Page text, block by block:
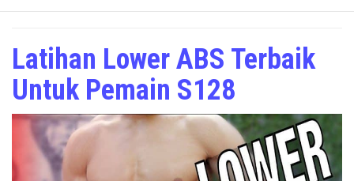
Latihan Lower ABS Terbaik
Untuk Pemain S128